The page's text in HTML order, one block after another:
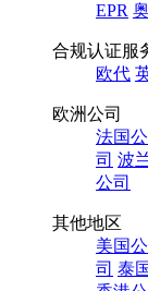
EPR
合规认证服
欧代
欧洲公司
法国公
司 波
公司
其他地区
美国
司 泰